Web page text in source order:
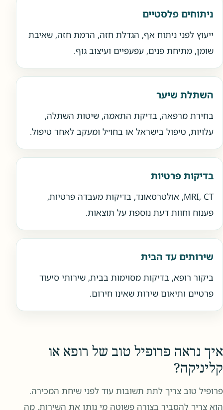
ניתוחים פלסטיים
ייעוץ לפני ניתוח אף, הגדלת חזה, הרמת חזה, שאיבת
שומן, מתיחת פנים, עפעפיים ועיצוב גוף.
השתלת שיער
בחירת מרפאה, בדיקת התאמה, שיטות השתלה,
עלויות, טיפול בישראל או בחו״ל ומעקב לאחר טיפול.
בדיקות פרטיות
MRI, CT, אולטרסאונד, בדיקות מעבדה פרטיות,
פענוח וחוות דעת נוספת על תוצאות.
שירותים עד הבית
ביקור רופא, בדיקות מסוימות בבית, שירותי סיעוד
פרטיים ותיאום שירות שאינו חירום.
איך נראה פרופיל טוב של רופא או
קליניקה?
פרופיל טוב צריך לתת תשובות עוד לפני שיחת המכירה.
הוא צריך להסביר בצורה פשוטה מי נותן את השירות, מה